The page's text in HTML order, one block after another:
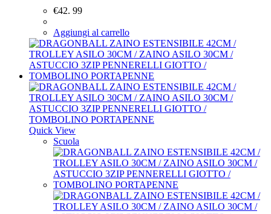
€42. 99
Aggiungi al carrello
Quick View
Scuola